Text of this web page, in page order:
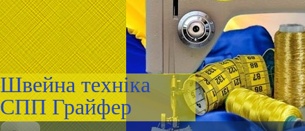
Швейна техніка
СПП Грайфер